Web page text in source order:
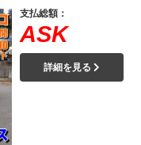
支払総額：
ASK
詳細を見る